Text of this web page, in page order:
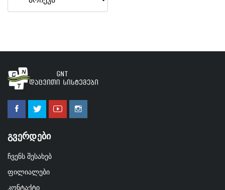
Გვერდები
ჩვენს შესახებ
ფილიალები
კონტაქტი